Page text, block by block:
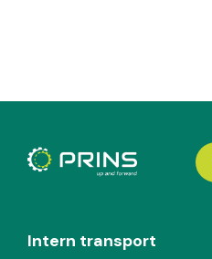
Intern transport